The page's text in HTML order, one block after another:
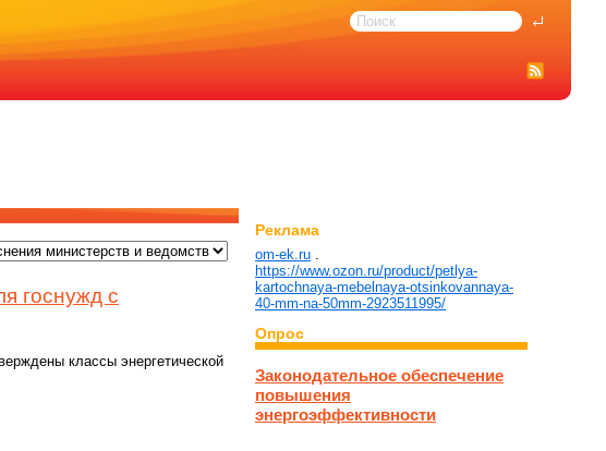
госнужд с
классы энергетической
Реклама
om-ek.ru
https://www.ozon.ru/product/petlya-
kartochnaya-mebelnaya-otsinkovannaya-
40-mm-na-50mm-2923511995/
Опрос
Законодательное обеспечение
повышения
энергоэффективности